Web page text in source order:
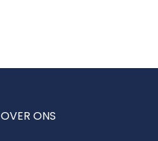
OVER ONS